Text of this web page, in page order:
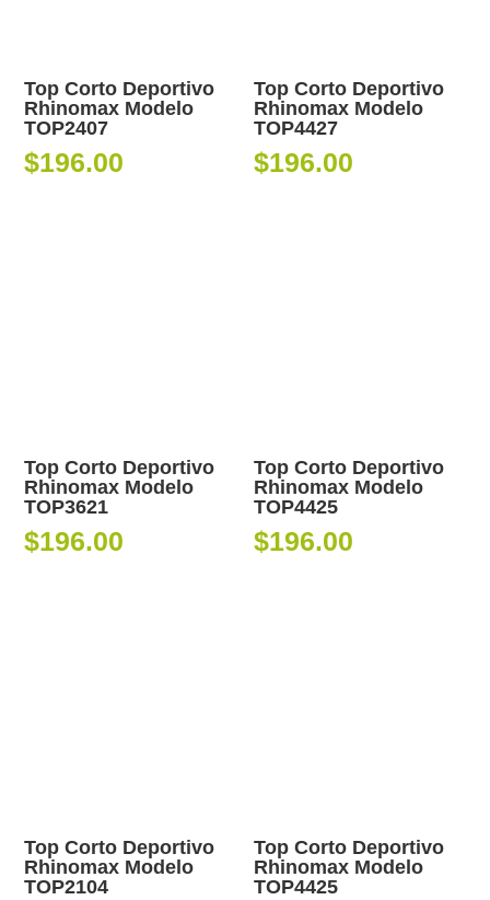
Top Corto Deportivo
Rhinomax Modelo
TOP2407
$196.00
Top Corto Deportivo
Rhinomax Modelo
TOP4427
$196.00
Top Corto Deportivo
Rhinomax Modelo
TOP3621
$196.00
Top Corto Deportivo
Rhinomax Modelo
TOP4425
$196.00
Top Corto Deportivo
Rhinomax Modelo
TOP2104
Top Corto Deportivo
Rhinomax Modelo
TOP4425